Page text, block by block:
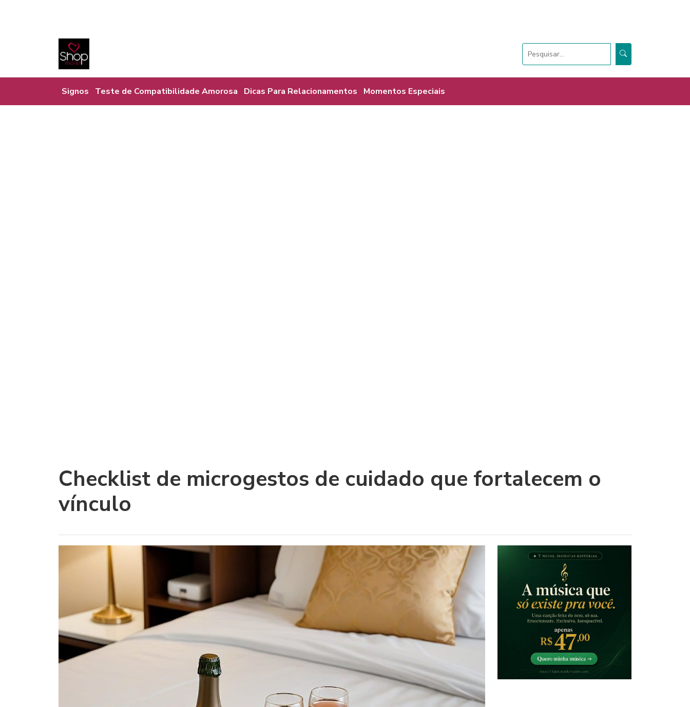
Signos Teste de Compatibilidade Amorosa Dicas Para Relacionamentos Momentos Especiais
Checklist de microgestos de cuidado que fortalecem o
vínculo